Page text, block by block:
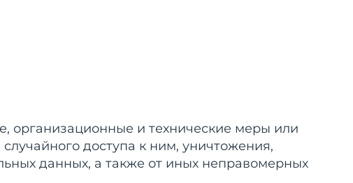
организационные и технические меры или
доступа к ним, уничтожения,
данных, а также от иных неправомерных